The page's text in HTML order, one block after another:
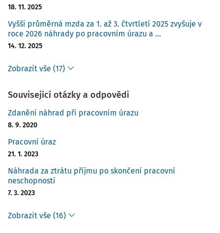
18. 11. 2025
Vyšší průměrná mzda za 1. až 3. čtvrtletí 2025 zvyšuje v
roce 2026 náhrady po pracovním úrazu a ...
14. 12. 2025
Zobrazit vše (17)
Související otázky a odpovědi
Zdanění náhrad při pracovním úrazu
8. 9. 2020
Pracovní úraz
21. 1. 2023
Náhrada za ztrátu příjmu po skončení pracovní
neschopnosti
7. 3. 2023
Zobrazit vše (16)